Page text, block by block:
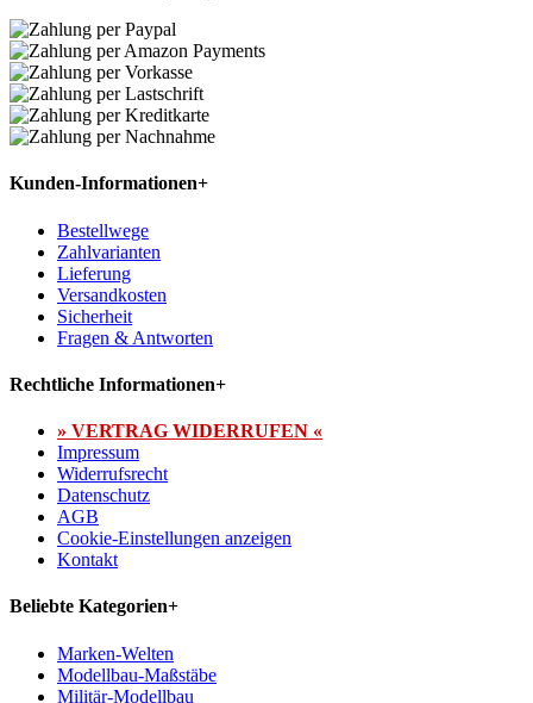
Kunden-Informationen+
Bestellwege
Zahlvarianten
Lieferung
Versandkosten
Sicherheit
Fragen & Antworten
Rechtliche Informationen+
» VERTRAG WIDERRUFEN «
Impressum
Widerrufsrecht
Datenschutz
AGB
Cookie-Einstellungen anzeigen
Kontakt
Beliebte Kategorien+
Marken-Welten
Modellbau-Maßstäbe
Militär-Modellbau